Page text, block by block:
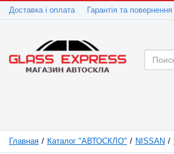
Доставка і оплата Гарантія та повернення
Главная Каталог "АВТОСКЛО" NISSAN